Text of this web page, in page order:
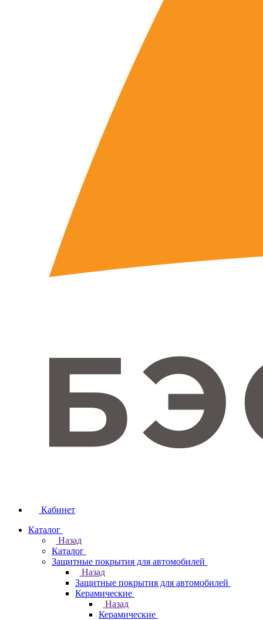
Кабинет
Каталог
Назад
Каталог
Защитные покрытия для автомобилей
Назад
Защитные покрытия для автомобилей
Керамические
Назад
Керамические